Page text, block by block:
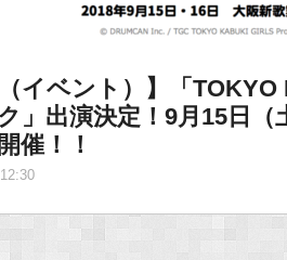
（イベント）】「
ク」出演決定！9月15日
催！！